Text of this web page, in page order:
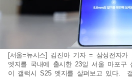
[서울=뉴시스] 김진아 기자 = 삼성전자
엣지를 국내에 출시한 23일 서울 마포구
이 갤럭시 S25 엣지를 살펴보고 있다.